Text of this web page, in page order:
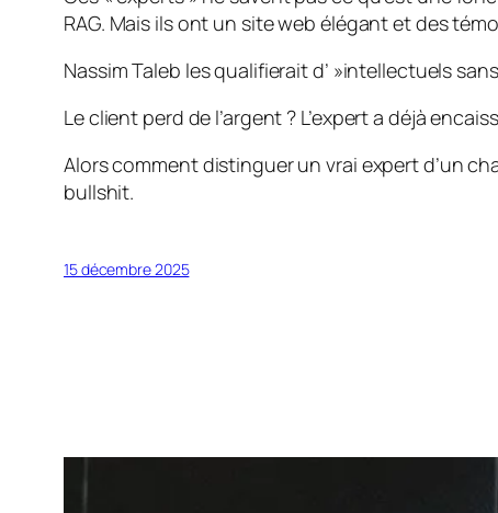
RAG. Mais ils ont un site web élégant et des
Nassim Taleb les qualifierait d’ »intellectuels
Le client perd de l’argent ? L’expert a déjà
Alors comment distinguer un vrai expert d’un
bullshit.
15 décembre 2025